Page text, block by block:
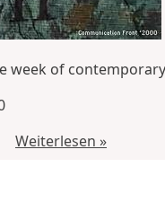
of
Weiterlesen »